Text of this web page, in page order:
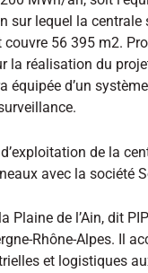
sur lequel la
56 395 m2.
la réalisation du
équipée d’un
de la
avec la société
Plaine de l’Ain, dit
Rhône-Alpes. Il
et logistiques